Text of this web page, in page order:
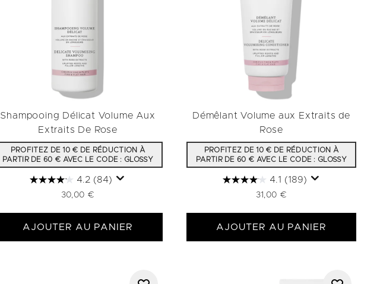
Shampooing Délicat Volume Aux
Extraits De Rose
PROFITEZ DE 10 € DE RÉDUCTION À
PARTIR DE 60 € AVEC LE CODE : GLOSSY
4.2 (84)
30,00 €
AJOUTER AU PANIER
Démêlant Volume aux Extraits de
Rose
PROFITEZ DE 10 € DE RÉDUCTION À
PARTIR DE 60 € AVEC LE CODE : GLOSSY
4.1 (189)
31,00 €
AJOUTER AU PANIER